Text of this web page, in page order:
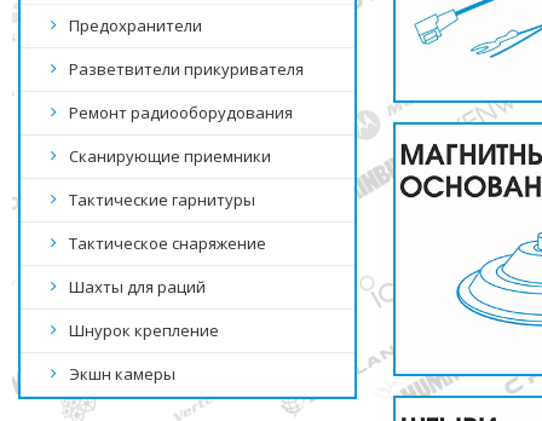
Предохранители
Разветвители прикуривателя
Ремонт радиооборудования
Сканирующие приемники
Тактические гарнитуры
Тактическое снаряжение
Шахты для раций
Шнурок крепление
Экшн камеры